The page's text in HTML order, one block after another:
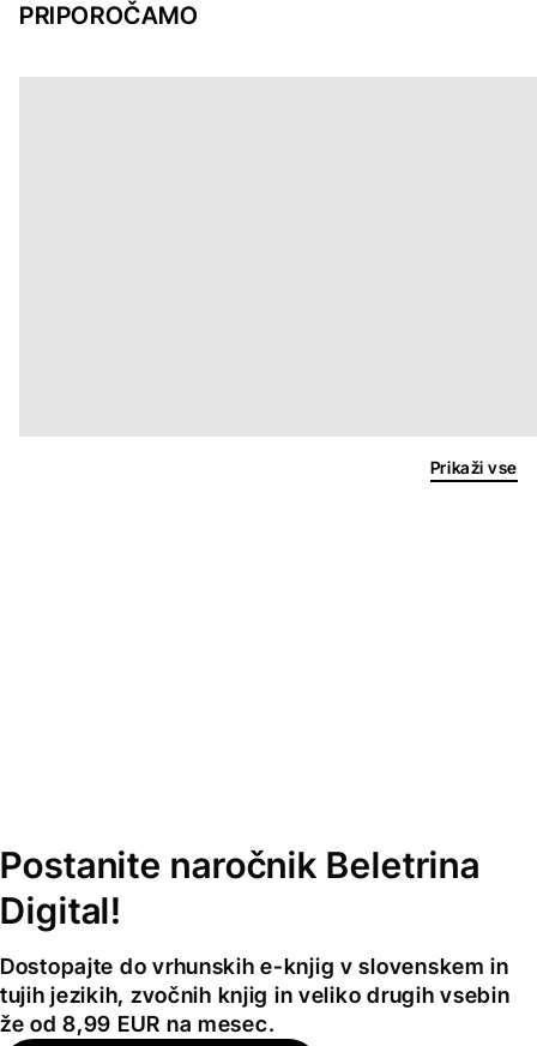
PRIPOROČAMO
Prikaži vse
Postanite naročnik Beletrina
Digital!
Dostopajte do vrhunskih e-knjig v slovenskem in
tujih jezikih, zvočnih knjig in veliko drugih vsebin
že od 8,99 EUR na mesec.